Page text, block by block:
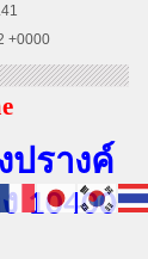
+0000
ปรางค์
10400